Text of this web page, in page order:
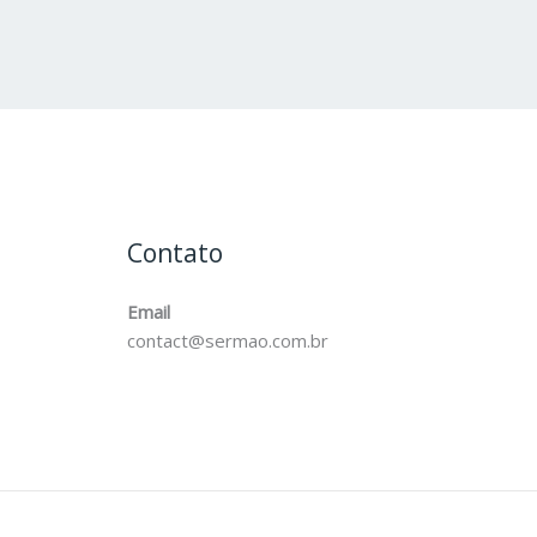
Contato
Email
contact@sermao.com.br